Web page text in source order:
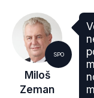
SPO
Miloš
Zeman